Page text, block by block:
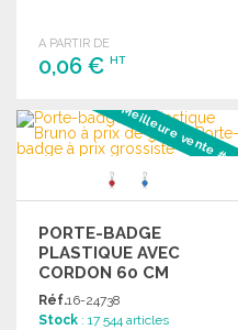
A PARTIR DE
0,06 € HT
COMMANDER
Demander un devis
Meilleure vente #3
PORTE-BADGE
PLASTIQUE AVEC
CORDON 60 CM
Réf.16-24738
Stock : 17 544 articles